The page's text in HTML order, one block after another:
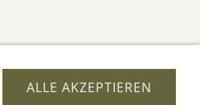
ALLE AKZEPTIEREN